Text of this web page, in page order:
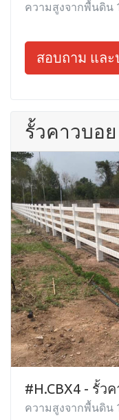
ความสูงจากพื้นดิน
สอบถาม และ
รั้วคาวบอ
#H.CBX4 - รั้ว
ความสูงจากพื้นดิน